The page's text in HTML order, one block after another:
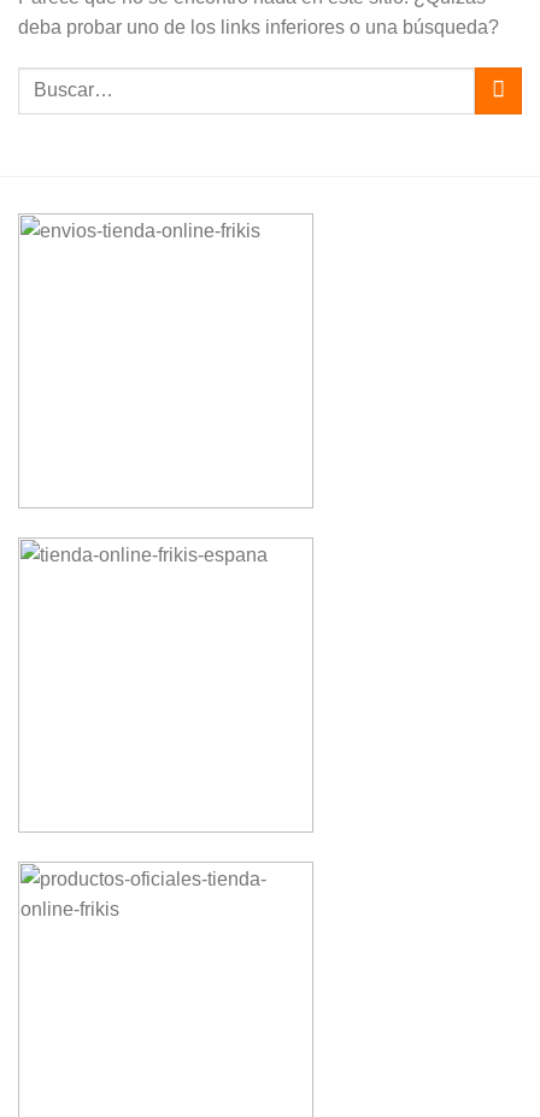
deba probar uno de los links inferiores o una búsqueda?